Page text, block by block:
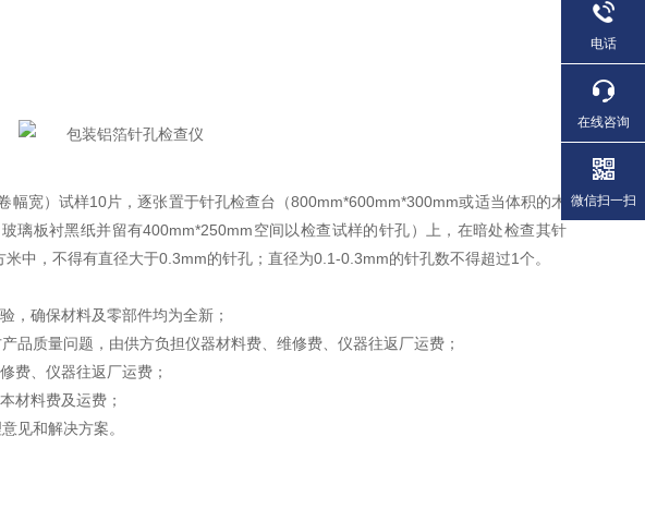
宽）试样10片，逐张置于针孔检查台（800mm*600mm*300mm或适当体积的木
璃板衬黑纸并留有400mm*250mm空间以检查试样的针孔）上，在暗处检查其针
中，不得有直径大于0.3mm的针孔；直径为0.1-0.3mm的针孔数不得超过1个。
，确保材料及零部件均为全新；
品质量问题，由供方负担仪器材料费、维修费、仪器往返厂运费；
费、仪器往返厂运费；
材料费及运费；
见和解决方案。
电话
在线咨询
微信扫一扫